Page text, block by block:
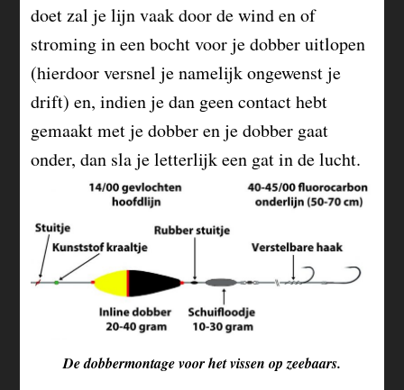
doet zal je lijn vaak door de wind en of
stroming in een bocht voor je dobber uitlopen
(hierdoor versnel je namelijk ongewenst je
drift) en, indien je dan geen contact hebt
gemaakt met je dobber en je dobber gaat
onder, dan sla je letterlijk een gat in de lucht.
De dobbermontage voor het vissen op zeebaars.